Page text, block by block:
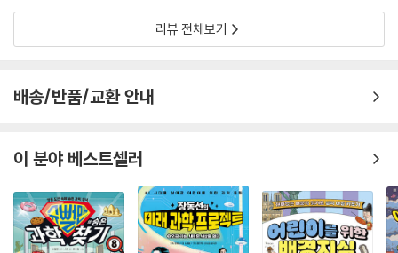
리뷰 전체보기
배송/반품/교환 안내
이 분야 베스트셀러